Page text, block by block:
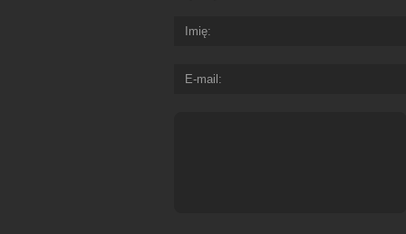
Imię
E-mail